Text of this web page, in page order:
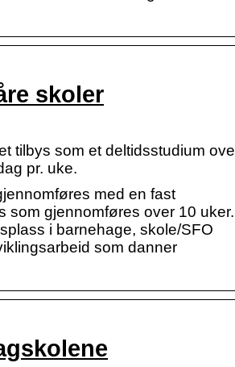
skoler
tilbys som et deltidsstudium
pr. uke.
med en fast
som gjennomføres over 10 uker.
i barnehage, skole/SFO
som danner